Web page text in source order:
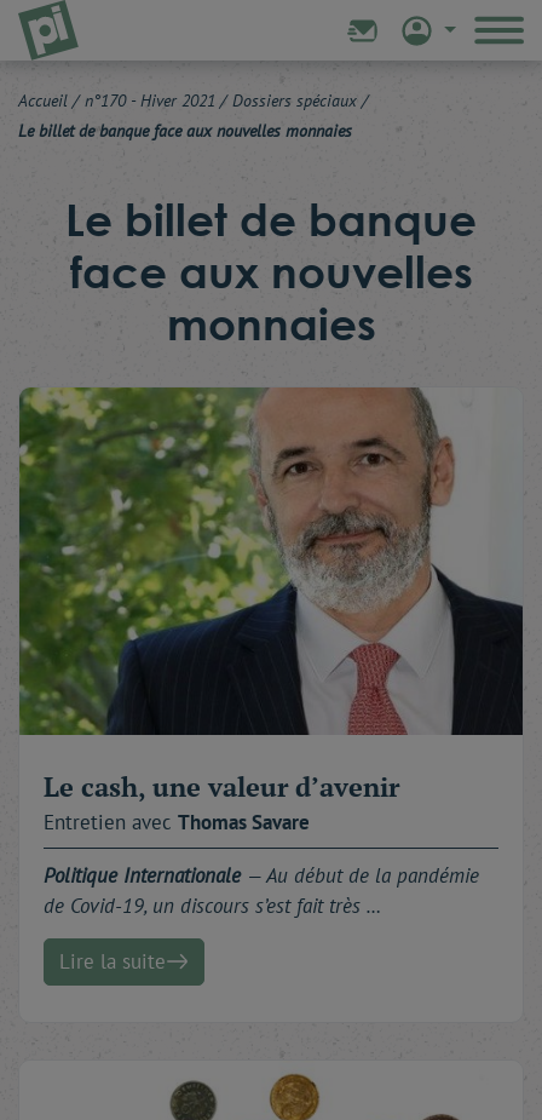
Accueil / n°170 - Hiver 2021 / Dossiers spéciaux /
Le billet de banque face aux nouvelles monnaies
Le billet de banque
face aux nouvelles
monnaies
Le cash, une valeur d’avenir
Entretien avec ThomasSavare
Politique Internationale—Au début de la pandémie
de Covid-19, un discours s’est fait très …
Lire la suite